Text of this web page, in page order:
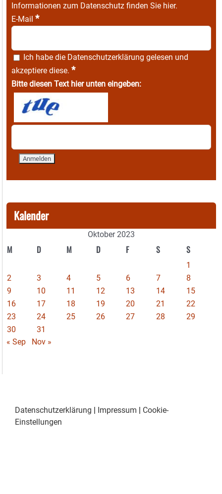
Informationen zum Datenschutz finden Sie hier.
E-Mail *
Ich habe die Datenschutzerklärung gelesen und
akzeptiere diese. *
Bitte diesen Text hier unten eingeben:
Kalender
Oktober 2023
M D M D F S S
1
2
3 4 5 6 7
8
9
10 11 12 13 14
15
16
17 18 19 20 21
22
23
24 25 26 27 28
29
30
31
« Sep
Nov »
Datenschutzerklärung | Impressum | Cookie-
Einstellungen